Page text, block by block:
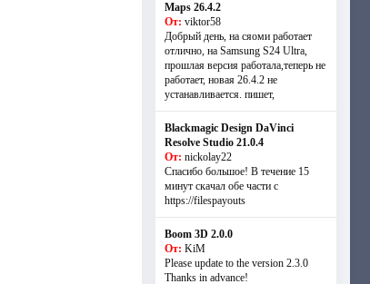
Maps 26.4.2
От: viktor58
Добрый день, на сяоми работает
отлично, на Samsung S24 Ultra,
прошлая версия работала,теперь не
работает, новая 26.4.2 не
устанавливается. пишет,
Blackmagic Design DaVinci
Resolve Studio 21.0.4
От: nickolay22
Спасибо большое! В течение 15
минут скачал обе части с
https://filespayouts
Boom 3D 2.0.0
От: KiM
Please update to the version 2.3.0
Thanks in advance!